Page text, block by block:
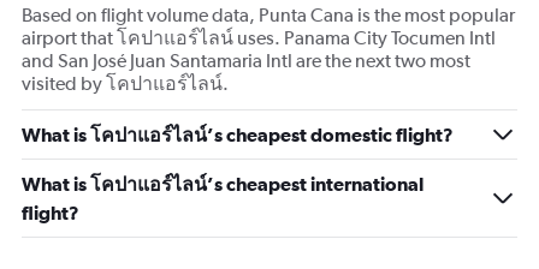
Based on flight volume data, Punta Cana is the most popular
airport that โคปาแอร์ไลน์ uses. Panama City Tocumen Intl
and San José Juan Santamaria Intl are the next two most
visited by โคปาแอร์ไลน์.
What is โคปาแอร์ไลน์’s cheapest domestic flight?
What is โคปาแอร์ไลน์’s cheapest international
flight?